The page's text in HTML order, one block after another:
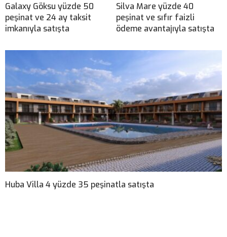
Galaxy Göksu yüzde 50
peşinat ve 24 ay taksit
imkanıyla satışta
Silva Mare yüzde 40
peşinat ve sıfır faizli
ödeme avantajıyla satışta
Huba Villa 4 yüzde 35 peşinatla satışta